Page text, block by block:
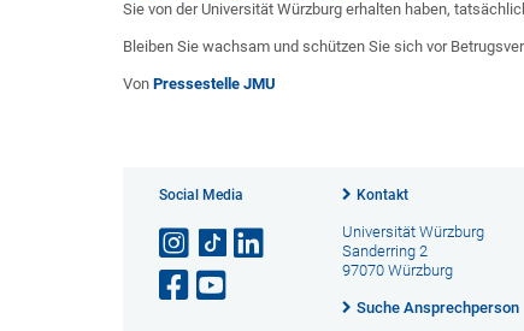
Sie von der Universität Würzburg erhalten haben,
Bleiben Sie wachsam und schützen Sie sich vor
Von Pressestelle JMU
Social Media Kontakt
Universität Würzburg
Sanderring 2
97070 Würzburg
Suche Ansprechperson